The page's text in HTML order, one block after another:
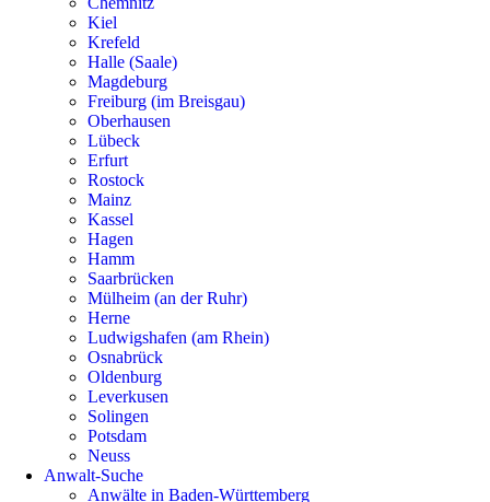
Kiel
Krefeld
Halle (Saale)
Magdeburg
Freiburg (im Breisgau)
Oberhausen
Lübeck
Erfurt
Rostock
Mainz
Kassel
Hagen
Hamm
Saarbrücken
Mülheim (an der Ruhr)
Herne
Ludwigshafen (am Rhein)
Osnabrück
Oldenburg
Leverkusen
Solingen
Potsdam
Neuss
Anwalt-Suche
Anwälte in Baden-Württemberg